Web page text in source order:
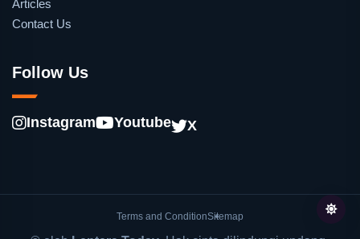
Articles
Contact Us
Follow Us
Instagram Youtube X
Terms and ConditionSitemap